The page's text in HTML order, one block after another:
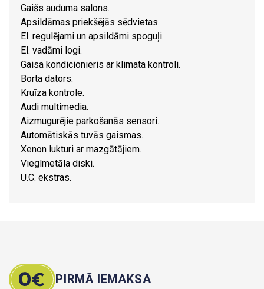
Gaišs auduma salons.
Apsildāmas priekšējās sēdvietas.
El. regulējami un apsildāmi spoguļi.
El. vadāmi logi.
Gaisa kondicionieris ar klimata kontroli.
Borta dators.
Kruīza kontrole.
Audi multimedia.
Aizmugurējie parkošanās sensori.
Automātiskās tuvās gaismas.
Xenon lukturi ar mazgātājiem.
Vieglmetāla diski.
U.C. ekstras.
PIRMĀ IEMAKSA